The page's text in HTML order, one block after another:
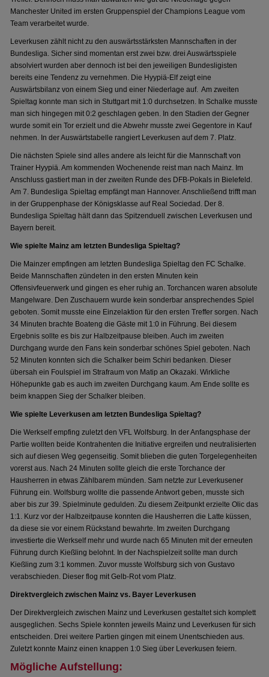
Manchester United im ersten Gruppenspiel der Champions League vom
Team verarbeitet wurde.
Leverkusen zählt nicht zu den auswärtsstärksten Mannschaften in der
Bundesliga. Sicher sind momentan erst zwei bzw. drei Auswärtsspiele
absolviert wurden aber dennoch ist bei den jeweiligen Bundesligisten
bereits eine Tendenz zu vernehmen. Die Hyypiä-Elf zeigt eine
Auswärtsbilanz von einem Sieg und einer Niederlage auf. Am zweiten
Spieltag konnte man sich in Stuttgart mit 1:0 durchsetzen. In Schalke musste
man sich hingegen mit 0:2 geschlagen geben. In den Stadien der Gegner
wurde somit ein Tor erzielt und die Abwehr musste zwei Gegentore in Kauf
nehmen. In der Auswärtstabelle rangiert Leverkusen auf dem 7. Platz.
Die nächsten Spiele sind alles andere als leicht für die Mannschaft von
Trainer Hyypiä. Am kommenden Wochenende reist man nach Mainz. Im
Anschluss gastiert man in der zweiten Runde des DFB-Pokals in Bielefeld.
Am 7. Bundesliga Spieltag empfängt man Hannover. Anschließend trifft man
in der Gruppenphase der Königsklasse auf Real Sociedad. Der 8.
Bundesliga Spieltag hält dann das Spitzenduell zwischen Leverkusen und
Bayern bereit.
Wie spielte Mainz am letzten Bundesliga Spieltag?
Die Mainzer empfingen am letzten Bundesliga Spieltag den FC Schalke.
Beide Mannschaften zündeten in den ersten Minuten kein
Offensivfeuerwerk und gingen es eher ruhig an. Torchancen waren absolute
Mangelware. Den Zuschauern wurde kein sonderbar ansprechendes Spiel
geboten. Somit musste eine Einzelaktion für den ersten Treffer sorgen. Nach
34 Minuten brachte Boateng die Gäste mit 1:0 in Führung. Bei diesem
Ergebnis sollte es bis zur Halbzeitpause bleiben. Auch im zweiten
Durchgang wurde den Fans kein sonderbar schönes Spiel geboten. Nach
52 Minuten konnten sich die Schalker beim Schiri bedanken. Dieser
übersah ein Foulspiel im Strafraum von Matip an Okazaki. Wirkliche
Höhepunkte gab es auch im zweiten Durchgang kaum. Am Ende sollte es
beim knappen Sieg der Schalker bleiben.
Wie spielte Leverkusen am letzten Bundesliga Spieltag?
Die Werkself empfing zuletzt den VFL Wolfsburg. In der Anfangsphase der
Partie wollten beide Kontrahenten die Initiative ergreifen und neutralisierten
sich auf diesen Weg gegenseitig. Somit blieben die guten Torgelegenheiten
vorerst aus. Nach 24 Minuten sollte gleich die erste Torchance der
Hausherren in etwas Zählbarem münden. Sam netzte zur Leverkusener
Führung ein. Wolfsburg wollte die passende Antwort geben, musste sich
aber bis zur 39. Spielminute gedulden. Zu diesem Zeitpunkt erzielte Olic das
1:1. Kurz vor der Halbzeitpause konnten die Hausherren die Latte küssen,
da diese sie vor einem Rückstand bewahrte. Im zweiten Durchgang
investierte die Werkself mehr und wurde nach 65 Minuten mit der erneuten
Führung durch Kießling belohnt. In der Nachspielzeit sollte man durch
Kießling zum 3:1 kommen. Zuvor musste Wolfsburg sich von Gustavo
verabschieden. Dieser flog mit Gelb-Rot vom Platz.
Direktvergleich zwischen Mainz vs. Bayer Leverkusen
Der Direktvergleich zwischen Mainz und Leverkusen gestaltet sich komplett
ausgeglichen. Sechs Spiele konnten jeweils Mainz und Leverkusen für sich
entscheiden. Drei weitere Partien gingen mit einem Unentschieden aus.
Zuletzt konnte Mainz einen knappen 1:0 Sieg über Leverkusen feiern.
Mögliche Aufstellung: